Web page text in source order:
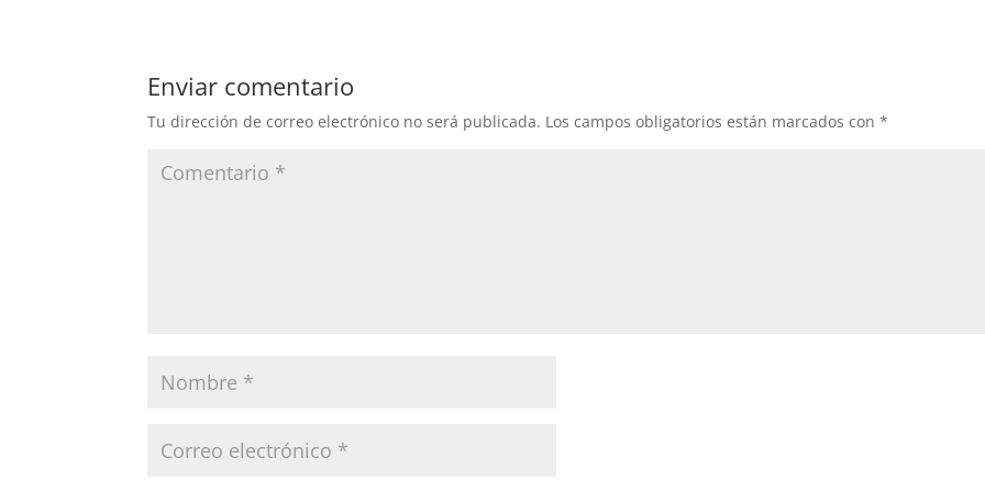
Enviar comentario
Tu dirección de correo electrónico no será publicada. Los campos obligatorios están marcados con*